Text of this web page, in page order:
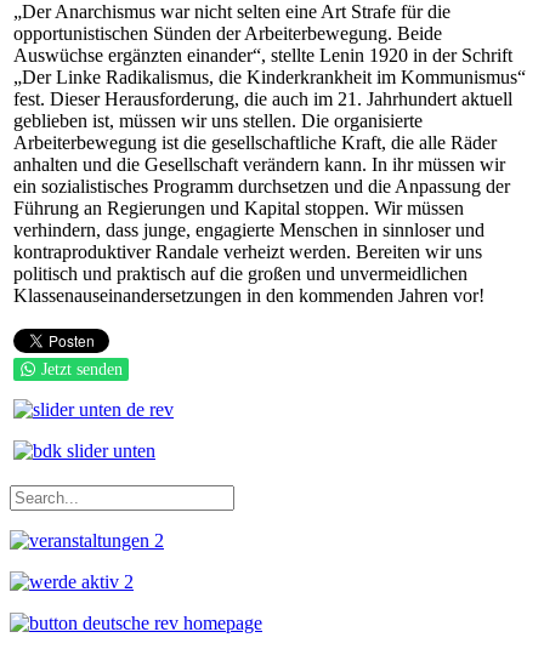
„Der Anarchismus war nicht selten eine Art Strafe für die
opportunistischen Sünden der Arbeiterbewegung. Beide
Auswüchse ergänzten einander“, stellte Lenin 1920 in der Schrift
„Der Linke Radikalismus, die Kinderkrankheit im Kommunismus“
fest. Dieser Herausforderung, die auch im 21. Jahrhundert aktuell
geblieben ist, müssen wir uns stellen. Die organisierte
Arbeiterbewegung ist die gesellschaftliche Kraft, die alle Räder
anhalten und die Gesellschaft verändern kann. In ihr müssen wir
ein sozialistisches Programm durchsetzen und die Anpassung der
Führung an Regierungen und Kapital stoppen. Wir müssen
verhindern, dass junge, engagierte Menschen in sinnloser und
kontraproduktiver Randale verheizt werden. Bereiten wir uns
politisch und praktisch auf die großen und unvermeidlichen
Klassenauseinandersetzungen in den kommenden Jahren vor!
Jetzt senden